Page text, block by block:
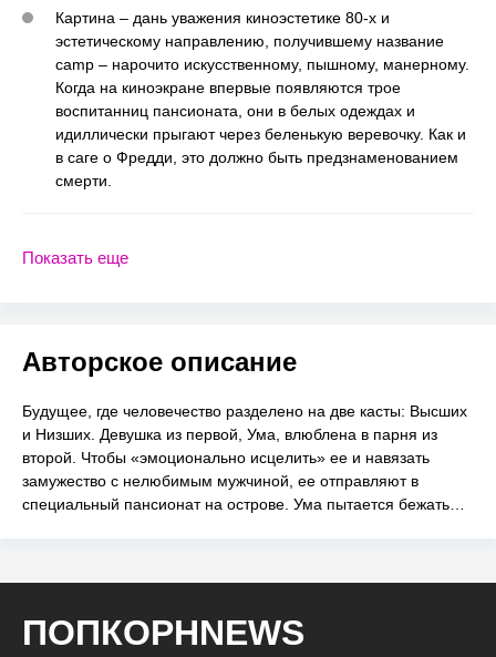
Картина – дань уважения киноэстетике 80-х и
эстетическому направлению, получившему название
camp – нарочито искусственному, пышному, манерному.
Когда на киноэкране впервые появляются трое
воспитанниц пансионата, они в белых одеждах и
идиллически прыгают через беленькую веревочку. Как и
в саге о Фредди, это должно быть предзнаменованием
смерти.
Показать еще
Авторское описание
Будущее, где человечество разделено на две касты: Высших
и Низших. Девушка из первой, Ума, влюблена в парня из
второй. Чтобы «эмоционально исцелить» ее и навязать
замужество с нелюбимым мужчиной, ее отправляют в
специальный пансионат на острове. Ума пытается бежать…
ПОПКОРНNEWS